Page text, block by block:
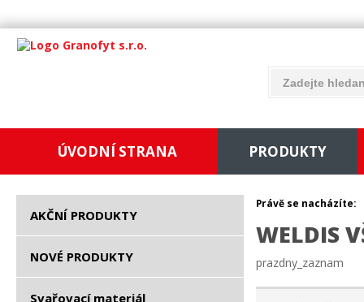
ÚVODNÍ STRANA PRODUKTY
AKČNÍ PRODUKTY
NOVÉ PRODUKTY
Svařovací materiál
Právě se nacházíte:
WELDIS
prazdny_zaznam